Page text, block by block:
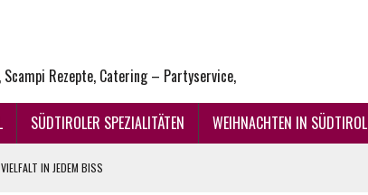
Rezepte, Catering – Partyservice,
SÜDTIROLER SPEZIALITÄTEN WEIHNACHTEN IN SÜDTIROL
IN JEDEM BISS